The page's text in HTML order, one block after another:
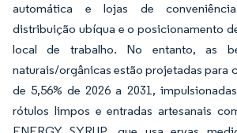
automática e lojas de
distribuição ubíqua e o posicionamento
local de trabalho. No entanto, as
naturais/orgânicas estão projetadas para
de 5,56% de 2026 a 2031,
rótulos limpos e entradas artesanais